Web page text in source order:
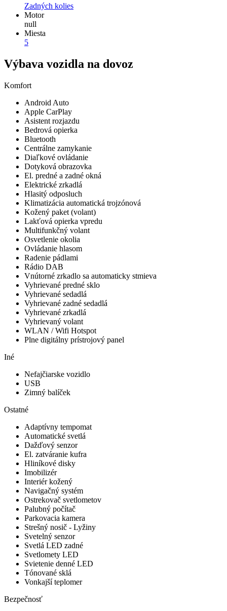
Zadných kolies
Motor
null
Miesta
5
Výbava vozidla na dovoz
Komfort
Android Auto
Apple CarPlay
Asistent rozjazdu
Bedrová opierka
Bluetooth
Centrálne zamykanie
Diaľkové ovládanie
Dotyková obrazovka
El. predné a zadné okná
Elektrické zrkadlá
Hlasitý odposluch
Klimatizácia automatická trojzónová
Kožený paket (volant)
Lakťová opierka vpredu
Multifunkčný volant
Osvetlenie okolia
Ovládanie hlasom
Radenie pádlami
Rádio DAB
Vnútorné zrkadlo sa automaticky stmieva
Vyhrievané predné sklo
Vyhrievané sedadlá
Vyhrievané zadné sedadlá
Vyhrievané zrkadlá
Vyhrievaný volant
WLAN / Wifi Hotspot
Plne digitálny prístrojový panel
Iné
Nefajčiarske vozidlo
USB
Zimný balíček
Ostatné
Adaptívny tempomat
Automatické svetlá
Dažďový senzor
El. zatváranie kufra
Hliníkové disky
Imobilizér
Interiér kožený
Navigačný systém
Ostrekovač svetlometov
Palubný počítač
Parkovacia kamera
Strešný nosič - Lyžiny
Svetelný senzor
Svetlá LED zadné
Svetlomety LED
Svietenie denné LED
Tónované sklá
Vonkajší teplomer
Bezpečnosť